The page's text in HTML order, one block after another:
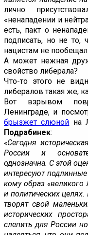
лично
«ненападении и
есть, пакт о
подписать, но не то,
нацистам не
А может нежная
свойство либерала?
Что-то этого не
либералов такая же,
Вот взрывом
Ленинграде, и
брызжет слюной на
Подрабинек:
«Сегодня
России и
однозначна. С этой
интересуют
кому образ «великого
и политических
творят свой
исторических
слепить для России